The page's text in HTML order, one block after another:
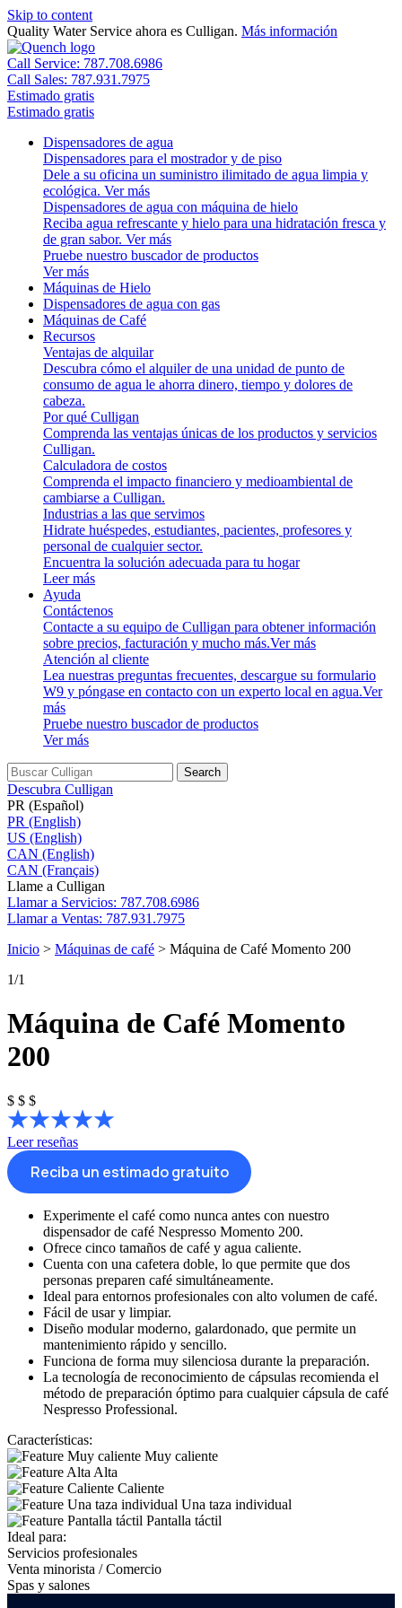
Skip to content
Quality Water Service ahora es Culligan. Más información
Call Service: 787.708.6986
Call Sales: 787.931.7975
Estimado gratis
Estimado gratis
Dispensadores de agua
Dispensadores para el mostrador y de piso
Dele a su oficina un suministro ilimitado de agua limpia y
ecológica. Ver más
Dispensadores de agua con máquina de hielo
Reciba agua refrescante y hielo para una hidratación fresca y
de gran sabor. Ver más
Pruebe nuestro buscador de productos
Ver más
Máquinas de Hielo
Dispensadores de agua con gas
Máquinas de Café
Recursos
Ventajas de alquilar
Descubra cómo el alquiler de una unidad de punto de
consumo de agua le ahorra dinero, tiempo y dolores de
cabeza.
Por qué Culligan
Comprenda las ventajas únicas de los productos y servicios
Culligan.
Calculadora de costos
Comprenda el impacto financiero y medioambiental de
cambiarse a Culligan.
Industrias a las que servimos
Hidrate huéspedes, estudiantes, pacientes, profesores y
personal de cualquier sector.
Encuentra la solución adecuada para tu hogar
Leer más
Ayuda
Contáctenos
Contacte a su equipo de Culligan para obtener información
sobre precios, facturación y mucho más.Ver más
Atención al cliente
Lea nuestras preguntas frecuentes, descargue su formulario
W9 y póngase en contacto con un experto local en agua.Ver
más
Pruebe nuestro buscador de productos
Ver más
Search
Descubra Culligan
PR (Español)
PR (English)
US (English)
CAN (English)
CAN (Français)
Llame a Culligan
Llamar a Servicios: 787.708.6986
Llamar a Ventas: 787.931.7975
Inicio > Máquinas de café > Máquina de Café Momento 200
1/1
Máquina de Café Momento
200
$ $ $
Leer reseñas
Reciba un estimado gratuito
Experimente el café como nunca antes con nuestro
dispensador de café Nespresso Momento 200.
Ofrece cinco tamaños de café y agua caliente.
Cuenta con una cafetera doble, lo que permite que dos
personas preparen café simultáneamente.
Ideal para entornos profesionales con alto volumen de café.
Fácil de usar y limpiar.
Diseño modular moderno, galardonado, que permite un
mantenimiento rápido y sencillo.
Funciona de forma muy silenciosa durante la preparación.
La tecnología de reconocimiento de cápsulas recomienda el
método de preparación óptimo para cualquier cápsula de café
Nespresso Professional.
Características:
Muy caliente
Alta
Caliente
Una taza individual
Pantalla táctil
Ideal para:
Servicios profesionales
Venta minorista / Comercio
Spas y salones